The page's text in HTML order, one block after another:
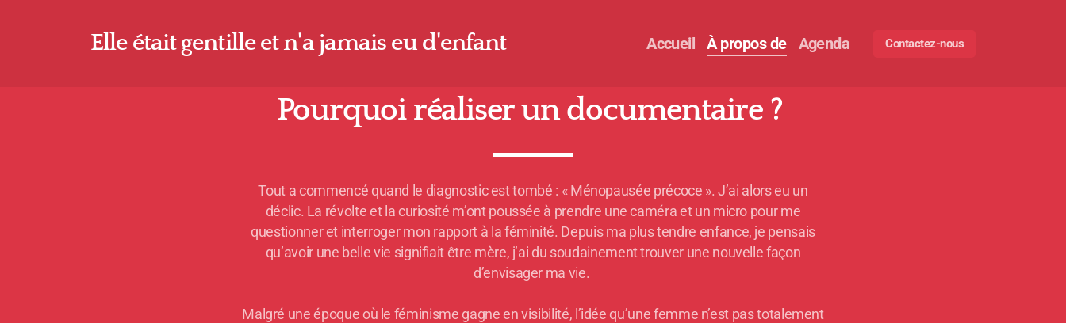
Elle était gentille et n'a jamais eu d'enfant Accueil À propos de Agenda Contactez-nous
Pourquoi réaliser un documentaire ?
Tout a commencé quand le diagnostic est tombé : « Ménopausée précoce ». J’ai alors eu un
déclic. La révolte et la curiosité m’ont poussée à prendre une caméra et un micro pour me
questionner et interroger mon rapport à la féminité. Depuis ma plus tendre enfance, je pensais
qu’avoir une belle vie signifiait être mère, j’ai du soudainement trouver une nouvelle façon
d’envisager ma vie.
Malgré une époque où le féminisme gagne en visibilité, l’idée qu’une femme n’est pas totalement